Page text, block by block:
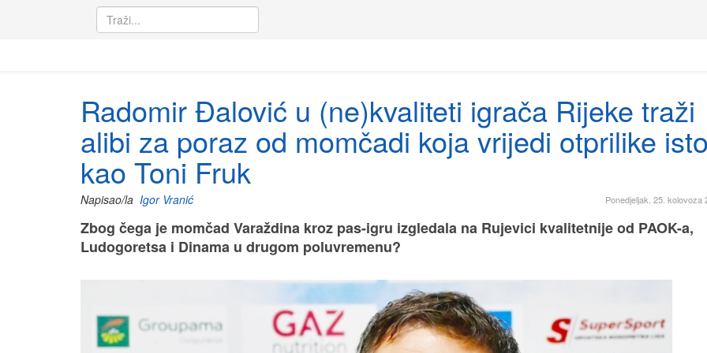
Radomir Đalović u (ne)kvaliteti igrača Rijeke traži
alibi za poraz od momčadi koja vrijedi otprilike isto
kao Toni Fruk
Ponedjeljak, 25. kolovoza
Napisao/la Igor Vranić
Zbog čega je momčad Varaždina kroz pas-igru izgledala na Rujevici kvalitetnije od PAOK-a,
Ludogoretsa i Dinama u drugom poluvremenu?